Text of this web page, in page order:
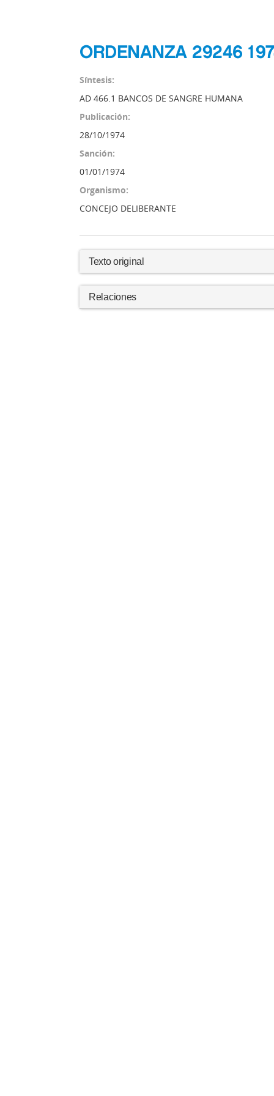
ORDENANZA 29246
Síntesis:
AD 466.1 BANCOS DE SANGRE HUMANA
Publicación:
28/10/1974
Sanción:
01/01/1974
Organismo:
CONCEJO DELIBERANTE
Texto original
Relaciones